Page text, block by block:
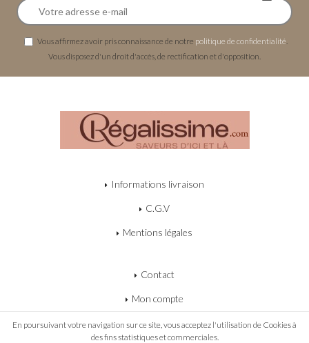
Vous affirmez avoir pris connaissance de notre politique de confidentialité
Vous disposez d'un droit d'accès, de rectification et d'opposition.
Informations livraison
C.G.V
Mentions légales
Contact
Mon compte
Mon panier
En poursuivant votre navigation sur ce site, vous acceptez l'utilisation de Cookies à
des fins statistiques et commerciales.